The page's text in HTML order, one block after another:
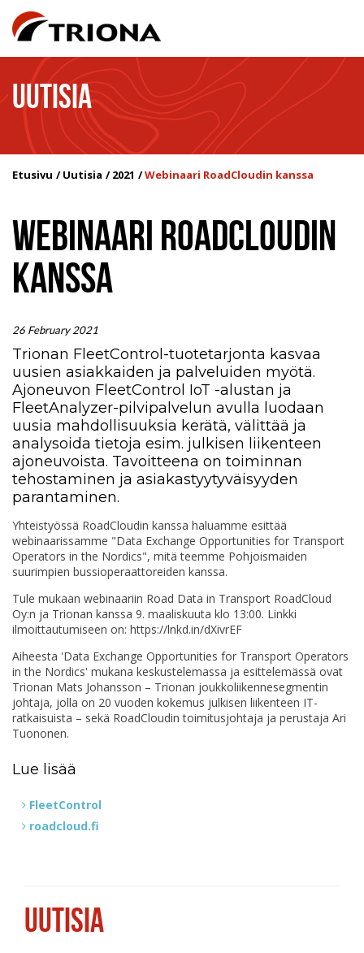
UUTISIA
Etusivu Uutisia 2021 Webinaari RoadCloudin kanssa
WEBINAARI ROADCLOUDIN
KANSSA
26 February 2021
Trionan FleetControl-tuotetarjonta kasvaa
uusien asiakkaiden ja palveluiden myötä.
Ajoneuvon FleetControl IoT -alustan ja
FleetAnalyzer-pilvipalvelun avulla luodaan
uusia mahdollisuuksia kerätä, välittää ja
analysoida tietoja esim. julkisen liikenteen
ajoneuvoista. Tavoitteena on toiminnan
tehostaminen ja asiakastyytyväisyyden
parantaminen.
Yhteistyössä RoadCloudin kanssa haluamme esittää
webinaarissamme "Data Exchange Opportunities for Transport
Operators in the Nordics", mitä teemme Pohjoismaiden
suurimpien bussioperaattoreiden kanssa.
Tule mukaan webinaariin Road Data in Transport RoadCloud
Oy:n ja Trionan kanssa 9. maaliskuuta klo 13:00. Linkki
ilmoittautumiseen on: https://lnkd.in/dXivrEF
Aiheesta 'Data Exchange Opportunities for Transport Operators
in the Nordics' mukana keskustelemassa ja esittelemässä ovat
Trionan Mats Johansson – Trionan joukkoliikennesegmentin
johtaja, jolla on 20 vuoden kokemus julkisen liikenteen IT-
ratkaisuista – sekä RoadCloudin toimitusjohtaja ja perustaja Ari
Tuononen.
Lue lisää
FleetControl
roadcloud.fi
UUTISIA